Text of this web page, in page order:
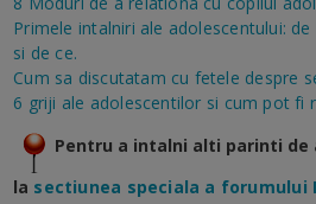
Primele intalniri ale adolescentului:
si de ce.
Cum sa discutatam cu fetele despre
6 griji ale adolescentilor si cum pot fi
Pentru a intalni alti parinti
la sectiunea speciala a forumului